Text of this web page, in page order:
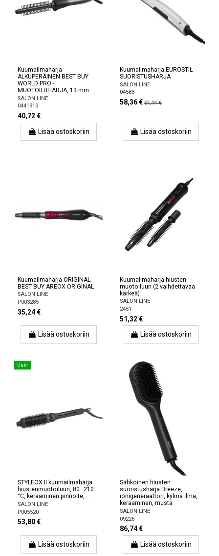
Kuumailmaharja
ALKUPERÄINEN BEST BUY
WORLD PRO -
MUOTOILUHARJA, 13 mm
SALON LINE
0441913
40,72 €
Lisää ostoskoriin
Kuumailmaharja EUROSTIL
SUORISTUSHARJA
SALON LINE
04583
58,36 € 61,44 €
Lisää ostoskoriin
Kuumailmaharja ORIGINAL
BEST BUY AREOX ORIGINAL
SALON LINE
P003285
35,24 €
Lisää ostoskoriin
Kuumailmaharja hiusten
muotoiluun (2 vaihdettavaa
kärkeä)
SALON LINE
2451
51,32 €
Lisää ostoskoriin
Uusi
STYLEOX II kuumailmaharja
hiustenmuotoiluun, 80–210
°C, keraaminen pinnoite,...
SALON LINE
P005520
53,80 €
Lisää ostoskoriin
Sähköinen hiusten
suoristusharja Breeze,
ionigeneraattori, kylmä ilma,
keraaminen, musta
SALON LINE
09226
86,74 €
Lisää ostoskoriin